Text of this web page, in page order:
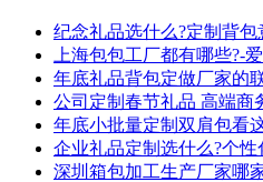
纪念礼品选什么?定制背包
上海包包工厂都有哪些?-
年底礼品背包定做厂家的
公司定制春节礼品 高端商
年底小批量定制双肩包看
企业礼品定制选什么?个
深圳箱包加工生产厂家哪